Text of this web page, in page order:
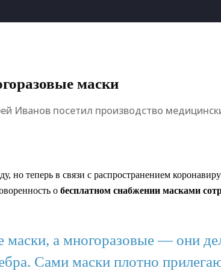
маски
Иванов посетил производство
но теперь в связи с распространением
о бесплатном снабжении масками
а многоразовые — они
Сами маски плотно